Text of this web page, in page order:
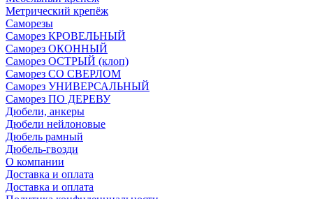
Метрический крепёж
Саморезы
Саморез КРОВЕЛЬНЫЙ
Саморез ОКОННЫЙ
Саморез ОСТРЫЙ (клоп)
Саморез СО СВЕРЛОМ
Саморез УНИВЕРСАЛЬНЫЙ
Саморез ПО ДЕРЕВУ
Дюбели, анкеры
Дюбели нейлоновые
Дюбель рамный
Дюбель-гвозди
О компании
Доставка и оплата
Доставка и оплата